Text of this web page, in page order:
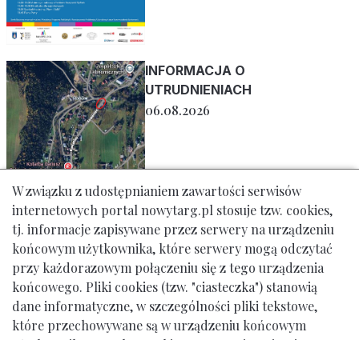
INFORMACJA O
UTRUDNIENIACH
06.08.2026
W związku z udostępnianiem zawartości serwisów
internetowych portal nowytarg.pl stosuje tzw. cookies,
tj. informacje zapisywane przez serwery na urządzeniu
końcowym użytkownika, które serwery mogą odczytać
przy każdorazowym połączeniu się z tego urządzenia
końcowego. Pliki cookies (tzw. "ciasteczka") stanowią
dane informatyczne, w szczególności pliki tekstowe,
które przechowywane są w urządzeniu końcowym